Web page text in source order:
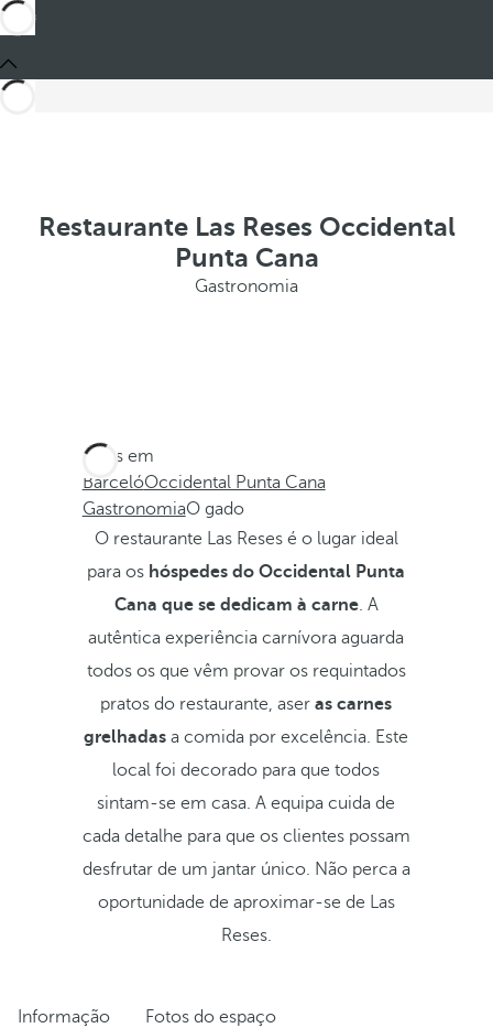
Restaurante Las Reses Occidental
Punta Cana
Gastronomia
Estes em
BarcelóOccidental Punta Cana
GastronomiaO gado
O restaurante Las Reses é o lugar ideal
para os hóspedes do Occidental Punta
Cana que se dedicam à carne. A
autêntica experiência carnívora aguarda
todos os que vêm provar os requintados
pratos do restaurante, aseras carnes
grelhadas a comida por excelência. Este
local foi decorado para que todos
sintam-se em casa. A equipa cuida de
cada detalhe para que os clientes possam
desfrutar de um jantar único. Não perca a
oportunidade de aproximar-se de Las
Reses.
Informação
Fotos do espaço